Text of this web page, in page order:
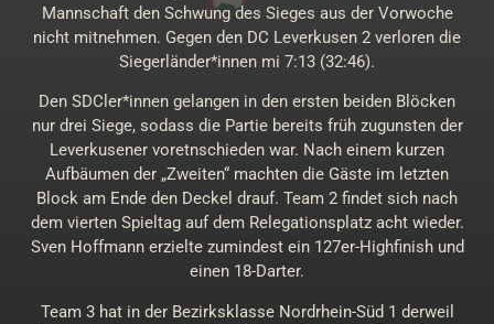
Mannschaft den Schwung des Sieges aus der Vorwoche
nicht mitnehmen. Gegen den DC Leverkusen 2 verloren die
Siegerländer*innen mi 7:13 (32:46).
Den SDCler*innen gelangen in den ersten beiden Blöcken
nur drei Siege, sodass die Partie bereits früh zugunsten der
Leverkusener voretnschieden war. Nach einem kurzen
Aufbäumen der „Zweiten“ machten die Gäste im letzten
Block am Ende den Deckel drauf. Team 2 findet sich nach
dem vierten Spieltag auf dem Relegationsplatz acht wieder.
Sven Hoffmann erzielte zumindest ein 127er-Highfinish und
einen 18-Darter.
Team 3 hat in der Bezirksklasse Nordrhein-Süd 1 derweil